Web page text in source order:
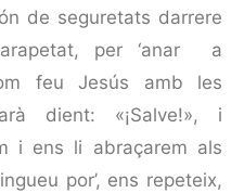
de seguretats darrere
per ‘anar a
feu Jesús amb les
dient: «¡Salve!», i
i ens li abraçarem als
por’, ens repeteix,